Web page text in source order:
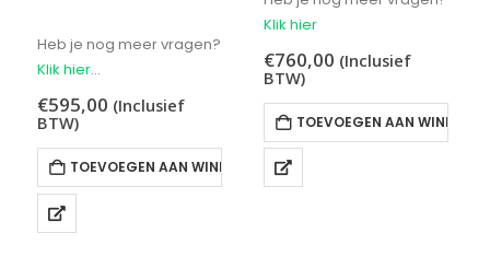
Heb je nog meer vragen?
Klik hier
€595,00 (Inclusief
BTW)
TOEVOEGEN AAN WINKELWAGEN
Klik hier
€760,00 (Inclusief
BTW)
TOEVOEGEN AAN